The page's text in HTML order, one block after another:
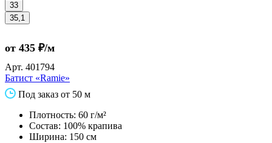
33
35,1
от 435 ₽/м
Арт. 401794
Батист «Ramie»
Под заказ от 50 м
Плотность: 60 г/м²
Состав: 100% крапива
Ширина: 150 см